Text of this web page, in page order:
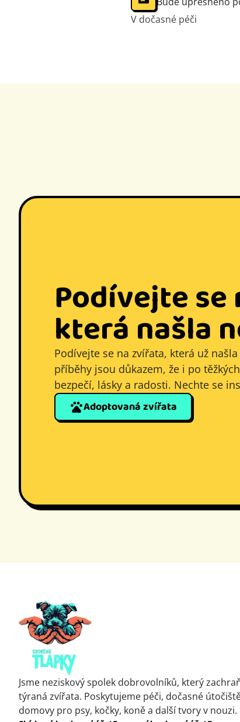
V dočasné péči
Podívejte
která našla
Podívejte se na zvířata, která už
příběhy jsou důkazem, že i po
bezpečí, lásky a radosti. Nechte se
Adoptovaná zvířata
Jsme neziskový spolek dobrovolníků, který
týraná zvířata. Poskytujeme péči, dočasné
domovy pro psy, kočky, koně a další tvory v nouzi.